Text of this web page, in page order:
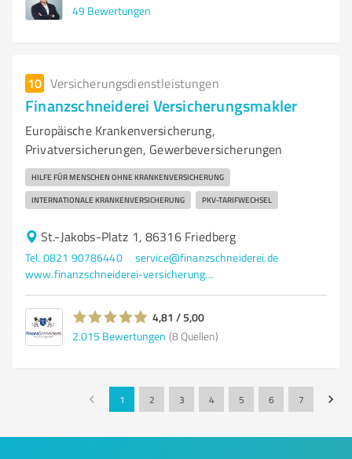
49 Bewertungen
10 Versicherungsdienstleistungen
Finanzschneiderei Versicherungsmakler
Europäische Krankenversicherung,
Privatversicherungen, Gewerbeversicherungen
HILFE FÜR MENSCHEN OHNE KRANKENVERSICHERUNG
INTERNATIONALE KRANKENVERSICHERUNG PKV-TARIFWECHSEL
St.-Jakobs-Platz 1, 86316 Friedberg
Tel. 0821 90786440
service@finanzschneiderei.de
www.finanzschneiderei-versicherungsmakler.de/
4,81 / 5,00
2.015 Bewertungen (8 Quellen)
1 2 3 4 5 6 7